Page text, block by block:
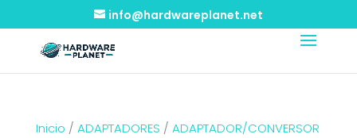
info@hardwareplanet.net
Inicio / ADAPTADORES / ADAPTADOR/CONVERSOR